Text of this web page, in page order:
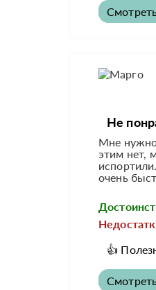
Не
Мне
этим нет,
очень
👍